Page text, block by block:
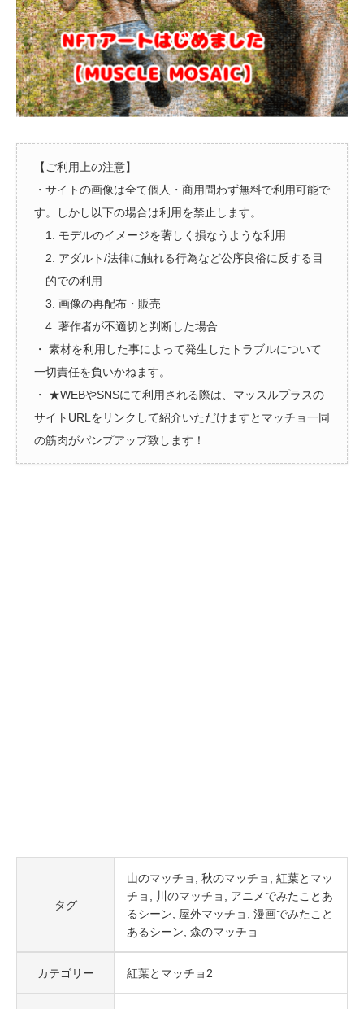
【ご利用上の注意】
・サイトの画像は全て個人・商用問わず無料で利用可能で
す。しかし以下の場合は利用を禁止します。
1. モデルのイメージを著しく損なうような利用
2. アダルト/法律に触れる行為など公序良俗に反する目
的での利用
3. 画像の再配布・販売
4. 著作者が不適切と判断した場合
・ 素材を利用した事によって発生したトラブルについて
一切責任を負いかねます。
・ ★WEBやSNSにて利用される際は、マッスルプラスの
サイトURLをリンクして紹介いただけますとマッチョ一同
の筋肉がパンプアップ致します！
タグ
山のマッチョ 秋のマッチョ
紅葉とマッ
チョ
川のマッチョ
アニメでみたことあ
るシーン
屋外マッチョ
漫画でみたこと
あるシーン 森のマッチョ
カテゴリー 紅葉とマッチョ2